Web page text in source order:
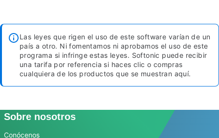
Las leyes que rigen el uso de este software varían de un
país a otro. Ni fomentamos ni aprobamos el uso de este
programa si infringe estas leyes. Softonic puede recibir
una tarifa por referencia si haces clic o compras
cualquiera de los productos que se muestran aquí.
Sobre nosotros
Conócenos